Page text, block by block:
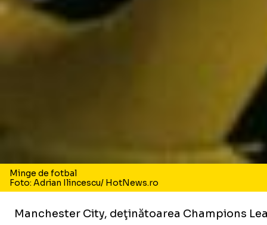
Minge de fotbal
Foto: Adrian Ilincescu/ HotNews.ro
Manchester City, deţinătoarea Champions